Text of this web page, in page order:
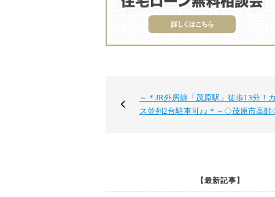
～＊JR外房線「茂原駅」徒歩13分！
ス並列2台駐車可♪♪＊～◇茂原市高
【最新記事】